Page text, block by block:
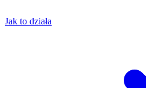
Jak to działa